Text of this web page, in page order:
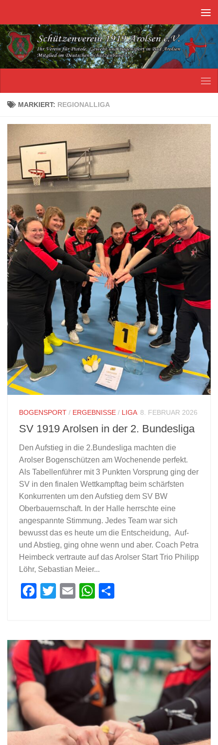
MARKIERT: REGIONALLIGA
BOGENSPORT / ERGEBNISSE / LIGA 8. FEBRUAR 2026
SV 1919 Arolsen in der 2. Bundesliga
Den Aufstieg in die 2.Bundesliga machten die
Arolser Bogenschützen am Wochenende perfekt.
Als Tabellenführer mit 3 Punkten Vorsprung ging der
SV in den finalen Wettkampftag beim schärfsten
Konkurrenten um den Aufstieg dem SV BW
Oberbauernschaft. In der Halle herrschte eine
angespannte Stimmung. Jedes Team war sich
bewusst das es heute um die Entscheidung, Auf-
und Abstieg, ging ohne wenn und aber. Coach Petra
Heimbeck vertraute auf das Arolser Start Trio Philipp
Löhr, Sebastian Meier...
Facebook
Twitter
EmailWhatsApp